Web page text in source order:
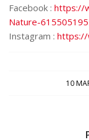
Facebook : https://
Nature-
Instagram : https://
10 /